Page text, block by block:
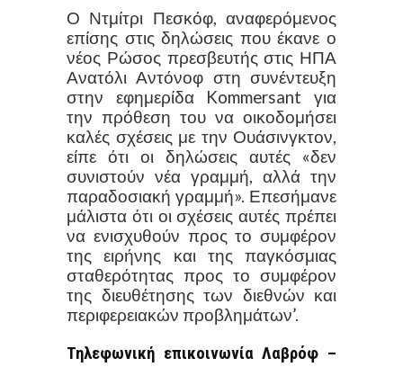
Ο Ντμίτρι Πεσκόφ, αναφερόμενος
επίσης στις δηλώσεις που έκανε ο
νέος Ρώσος πρεσβευτής στις ΗΠΑ
Ανατόλι Αντόνοφ στη συνέντευξη
στην εφημερίδα Kommersant για
την πρόθεση του να οικοδομήσει
καλές σχέσεις με την Ουάσινγκτον,
είπε ότι οι δηλώσεις αυτές «δεν
συνιστούν νέα γραμμή, αλλά την
παραδοσιακή γραμμή». Επεσήμανε
μάλιστα ότι οι σχέσεις αυτές πρέπει
να ενισχυθούν προς το συμφέρον
της ειρήνης και της παγκόσμιας
σταθερότητας προς το συμφέρον
της διευθέτησης των διεθνών και
περιφερειακών προβλημάτων’.
Τηλεφωνική επικοινωνία Λαβρόφ –